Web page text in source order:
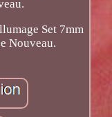
Set 7mm
Nouveau.